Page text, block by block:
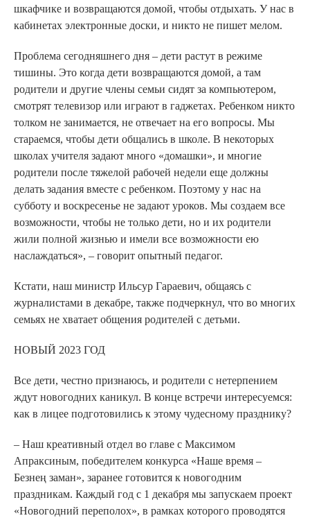
шкафчике и возвращаются домой, чтобы отдыхать. У нас в
кабинетах электронные доски, и никто не пишет мелом.
Проблема сегодняшнего дня – дети растут в режиме
тишины. Это когда дети возвращаются домой, а там
родители и другие члены семьи сидят за компьютером,
смотрят телевизор или играют в гаджетах. Ребенком никто
толком не занимается, не отвечает на его вопросы. Мы
стараемся, чтобы дети общались в школе. В некоторых
школах учителя задают много «домашки», и многие
родители после тяжелой рабочей недели еще должны
делать задания вместе с ребенком. Поэтому у нас на
субботу и воскресенье не задают уроков. Мы создаем все
возможности, чтобы не только дети, но и их родители
жили полной жизнью и имели все возможности ею
наслаждаться», – говорит опытный педагог.
Кстати, наш министр Ильсур Гараевич, общаясь с
журналистами в декабре, также подчеркнул, что во многих
семьях не хватает общения родителей с детьми.
НОВЫЙ 2023 ГОД
Все дети, честно признаюсь, и родители с нетерпением
ждут новогодних каникул. В конце встречи интересуемся:
как в лицее подготовились к этому чудесному празднику?
– Наш креативный отдел во главе с Максимом
Апраксиным, победителем конкурса «Наше время –
Безнең заман», заранее готовится к новогодним
праздникам. Каждый год с 1 декабря мы запускаем проект
«Новогодний переполох», в рамках которого проводятся